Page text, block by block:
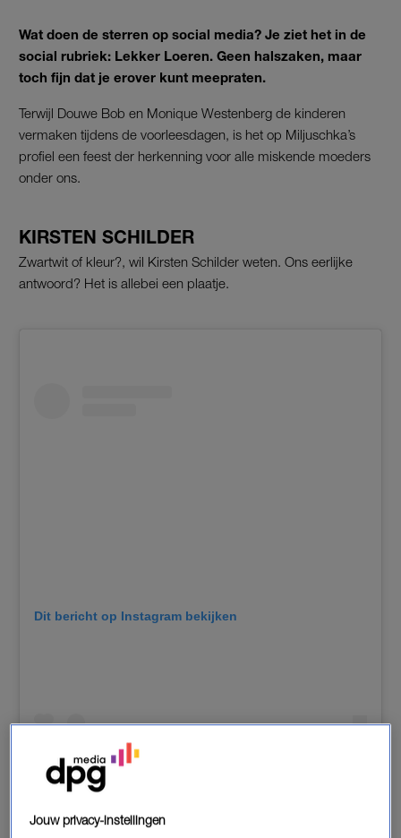
Wat doen de sterren op social media? Je ziet het in de
social rubriek: Lekker Loeren. Geen halszaken, maar
toch fijn dat je erover kunt meepraten.
Terwijl Douwe Bob en Monique Westenberg de kinderen
vermaken tijdens de voorleesdagen, is het op Miljuschka’s
profiel een feest der herkenning voor alle miskende moeders
onder ons.
KIRSTEN SCHILDER
Zwartwit of kleur?, wil Kirsten Schilder weten. Ons eerlijke
antwoord? Het is allebei een plaatje.
Dit bericht op Instagram bekijken
Jouw privacy-instellingen